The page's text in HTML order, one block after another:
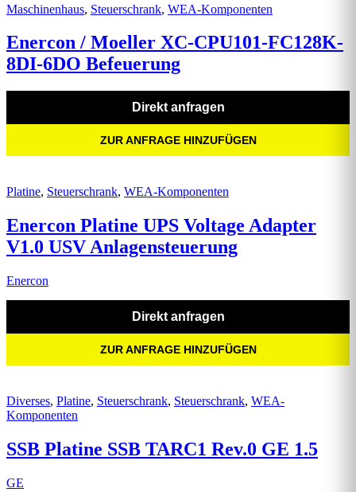
Maschinenhaus, Steuerschrank, WEA-Komponenten
Enercon / Moeller XC-CPU101-FC128K-
8DI-6DO Befeuerung
Direkt anfragen
ZUR ANFRAGE HINZUFÜGEN
Platine, Steuerschrank, WEA-Komponenten
Enercon Platine UPS Voltage Adapter
V1.0 USV Anlagensteuerung
Enercon
Direkt anfragen
ZUR ANFRAGE HINZUFÜGEN
Diverses, Platine, Steuerschrank, Steuerschrank, WEA-
Komponenten
SSB Platine SSB TARC1 Rev.0 GE 1.5
GE